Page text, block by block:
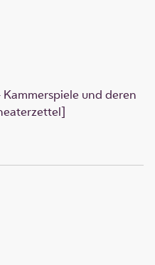
und deren